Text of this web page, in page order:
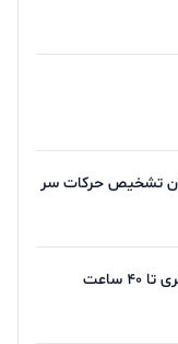
تشخیص حرکات سر